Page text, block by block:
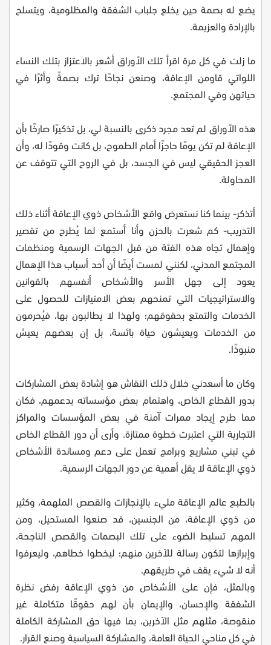
يضع له بصمة حين يخلع جلباب الشفقة والمظلومية، ويتسلح
بالإرادة والعزيمة.
ما زلت في كل مرة اقرأ تلك الأوراق أشعر بالاعتزاز بتلك النساء
اللواتي قاومن الإعاقة، وصنعن نجاحًا ترك بصمةً وأثرًا في
حياتهن وفي المجتمع.
هذه الأوراق لم تعد مجرد ذكرى بالنسبة لي، بل تذكيرًا صارخًا بأن
الإعاقة لم تكن يومًا حاجزًا أمام الطموح، بل كانت وقودًا له، وأن
العجز الحقيقي ليس في الجسد، بل في الروح التي تتوقف عن
المحاولة.
أتذكر- بينما كنا نستعرض واقع الأشخاص ذوي الإعاقة أثناء ذلك
التدريب- كم شعرت بالحزن وأنا أستمع لما يُطرح من تقصير
وإهمال تجاه هذه الفئة من قبل الجهات الرسمية ومنظمات
المجتمع المدني، لكنني لمست أيضًا أن أحد أسباب هذا الإهمال
يعود إلى جهل الأسر والأشخاص أنفسهم بالقوانين
والاستراتيجيات التي تمنحهم بعض الامتيازات للحصول على
الخدمات والتمتع بحقوقهم؛ ولهذا لا يطالبون بها، فيُحرمون
من الخدمات ويعيشون حياة بائسة، بل إن بعضهم يعيش
منبوذًا.
وكان ما أسعدني خلال ذلك النقاش هو إشادة بعض المشاركات
بدور القطاع الخاص، واهتمام بعض مؤسساته بدعمهم، فكان
مما طرح إيجاد ممرات آمنة في بعض المؤسسات والمراكز
التجارية التي اعتبرت خطوة ممتازة. وأرى أن دور القطاع الخاص
في تبني مشاريع وبرامج تعمل على دعم ومساندة الأشخاص
ذوي الإعاقة لا يقل أهمية عن دور الجهات الرسمية.
بالطبع عالم الإعاقة مليء بالإنجازات والقصص الملهمة، وكثير
من ذوي الإعاقة، من الجنسين، قد صنعوا المستحيل، ومن
المهم تسليط الضوء على تلك البصمات والقصص الناجحة،
وإبرازها لتكون رسالة للآخرين منهم؛ ليخطوا خطاهم، وليعرفوا
أنه لا شيء يقف في طريقهم.
وبالمثل، فإن على الأشخاص من ذوي الإعاقة رفض نظرة
الشفقة والإحسان، والإيمان بأن لهم حقوقًا متكاملة غير
منقوصة، مثلهم مثل الآخرين، بما فيها حق المشاركة الكاملة
في كل مناحي الحياة العامة، والمشاركة السياسية وصنع القرار.